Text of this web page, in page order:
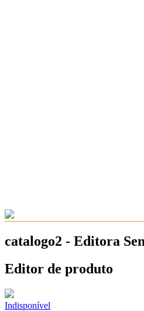
catalogo2 - Editora
Editor de produto
Indisponível